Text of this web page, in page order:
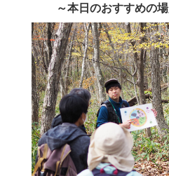
～本日のおすすめの